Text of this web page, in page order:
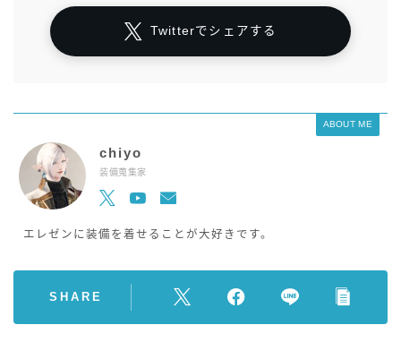
Twitterでシェアする
ABOUT ME
chiyo
装備蒐集家
エレゼンに装備を着せることが大好きです。
SHARE